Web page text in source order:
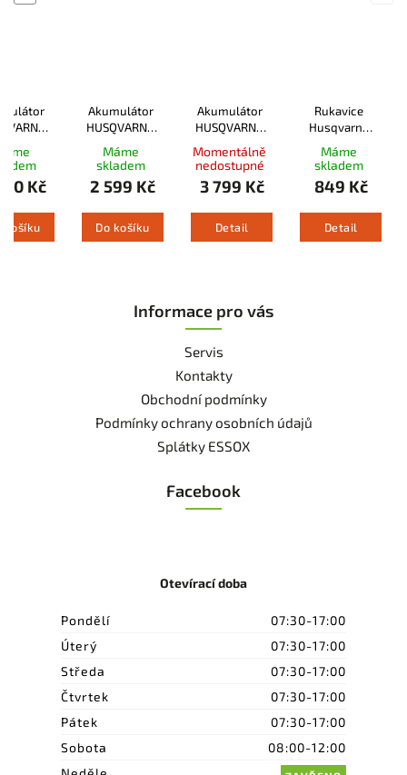
Kč
košíku
Akumulátor
HUSQVARNA
40-B70
Máme
skladem
2 599 Kč
Do košíku
Akumulátor
HUSQVARNA
40-B140
Momentálně
nedostupné
3 799 Kč
Detail
Rukavice
Husqvarna
Functional
protipořezové
Máme
skladem
849 Kč
Detail
Informace pro vás
Servis
Kontakty
Obchodní podmínky
Podmínky ochrany osobních údajů
Splátky ESSOX
Facebook
Otevírací doba
Pondělí
07:30-17:00
Úterý
07:30-17:00
Středa
07:30-17:00
Čtvrtek
07:30-17:00
Pátek
07:30-17:00
Sobota
08:00-12:00